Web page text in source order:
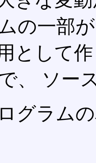
の一部
として
、 ソー
グラム